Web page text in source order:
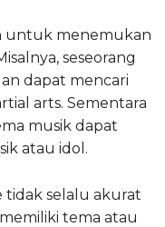
untuk menemukan
seseorang
dapat mencari
arts. Sementara
musik dapat
atau idol.
tidak selalu akurat
tema atau